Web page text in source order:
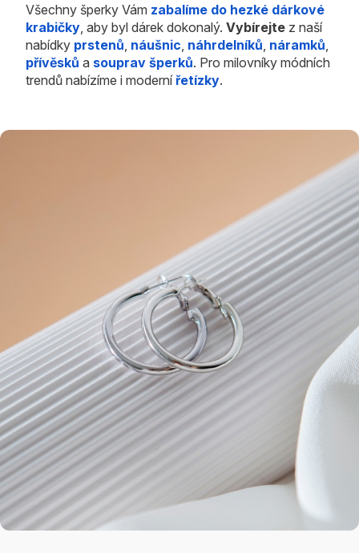
Všechny šperky Vám zabalíme do hezké dárkové
krabičky , aby byl dárek dokonalý. Vybírejte z naší
nabídky prstenů náušnic náhrdelníků náramků
přívěsků a souprav šperků. Pro milovníky módních
trendů nabízíme i modernířetízky.